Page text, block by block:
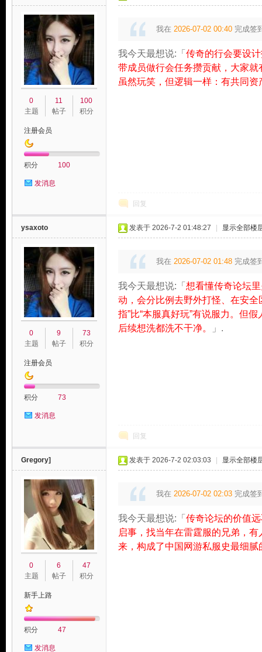
0
主题
11
帖子
100
积分
注册会员
积分 100
发消息
我在 2026-07-02 00:40完成签
我今天最想说:「 传奇的行会要设
带成员做行会任务攒贡献，大家
虽然玩笑，但逻辑一样：有共同
回复
ysaxoto
0
主题
9
帖子
73
积分
注册会员
积分 73
发消息
发表于 2026-7-2 01:48:27 显示全部楼
我在 2026-07-02 01:48完成签
我今天最想说:「 想看懂传奇论坛
动，会分比例去野外打怪、在安
指”比“本服真好玩”有说服力。但
后续想洗都洗不干净。
」.
回复
Gregory]
0
主题
6
帖子
47
积分
新手上路
积分 47
发消息
发表于 2026-7-2 02:03:03 显示全部楼
我在 2026-07-02 02:03完成签
我今天最想说:「 传奇论坛的价值
启事，找当年在雷霆服的兄弟，
来，构成了中国网游私服史最细腻